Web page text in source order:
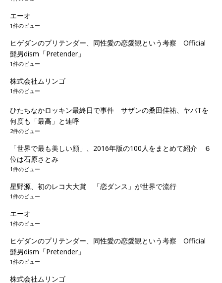
エーオ
1件のビュー
ヒゲダンのプリテンダー、同性愛の恋愛観という考察 Official
髭男dism「Pretender」
1件のビュー
株式会社ムリンゴ
1件のビュー
ひたちなかロッキン最終日で事件 サザンの桑田佳祐、ヤバTを
何度も「最高」と連呼
2件のビュー
「世界で最も美しい顔」、2016年版の100人をまとめて紹介 ６
位は石原さとみ
1件のビュー
星野源、初のレコ大大賞 「恋ダンス」が世界で流行
1件のビュー
エーオ
1件のビュー
ヒゲダンのプリテンダー、同性愛の恋愛観という考察 Official
髭男dism「Pretender」
1件のビュー
株式会社ムリンゴ